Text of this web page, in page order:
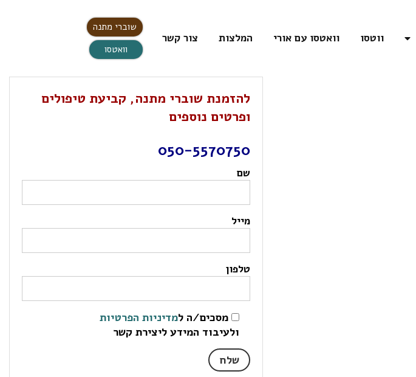
ווטסו וואטסו עם אורי המלצות צור קשר
שוברי מתנה
וואטסו
להזמנת שוברי מתנה, קביעת טיפולים
ופרטים נוספים
050-5570750
שם
מייל
טלפון
מסכים/ה למדיניות הפרטיות
ולעיבוד המידע ליצירת קשר